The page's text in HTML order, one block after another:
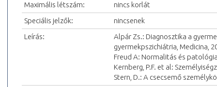
Maximális létszám:
nincs korlát
Speciális jelzők:
nincsenek
Leírás:
Alpár Zs.: Diagnosztika a
gyermekpszichiátria, Medicina,
Freud A: Normalitás és
Kernberg, P.F. et al:
Stern, D.: A csecsemő